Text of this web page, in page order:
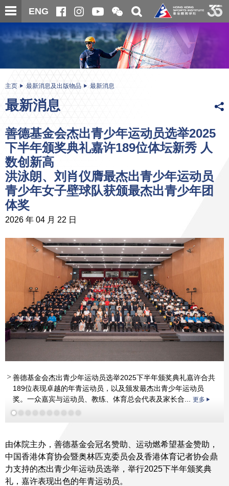
跳
至
内
ENG
开
合
微
信
二
维
码
关
搜
寻
内
主页 最新消息及出版物品 最新消息
最新消息
善德基金会杰出青少年运动员选举2025
下半年颁奖典礼嘉许189位体坛新秀 人
数创新高
洪泳朗、刘肖仪膺最杰出青少年运动员
青少年女子壁球队获颁最杰出青少年团
体奖
2026 年 04 月 22 日
善德基金会杰出青少年运动员选举2025下半年颁奖典礼嘉许合共
189位表现卓越的年青运动员，以及颁发最杰出青少年运动员
奖。一众嘉宾与运动员、教练、体育总会代表及家长合... 更多
萧何元凤女士MH
萧何元凤女士MH
莫君逸先生
萧何元凤女士MH
莫君逸先生
洪泳朗
刘肖仪
由体院主办，善德基金会冠名赞助、运动燃希望基金赞助，
中国香港体育协会暨奥林匹克委员会及香港体育记者协会鼎
力支持的杰出青少年运动员选举，举行2025下半年颁奖典
礼，嘉许表现出色的年青运动员。